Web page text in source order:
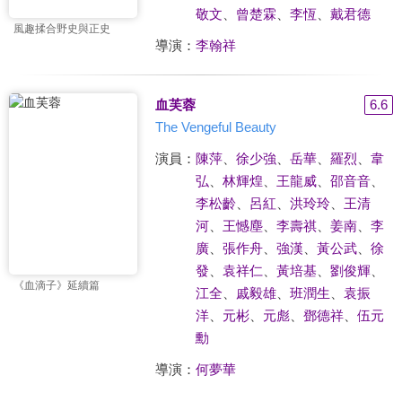
風趣揉合野史與正史
敬文
曾楚霖 李恆、 戴君德
導演： 李翰祥
《血滴子》延續篇
血芙蓉
6.6
The Vengeful Beauty
演員： 陳萍、 徐少強 岳華、 羅烈
韋
弘
林輝煌 王龍威、 邵音音、
李松齡、 呂紅 洪玲玲、 王清
河、 王憾塵、 李壽祺、 姜南、 李
廣、 張作舟、 強漢 黃公武、 徐
發
袁祥仁 黃培基、 劉俊輝、
江全
戚毅雄、 班潤生
袁振
洋、 元彬、 元彪、 鄧德祥、 伍元
勳
導演： 何夢華